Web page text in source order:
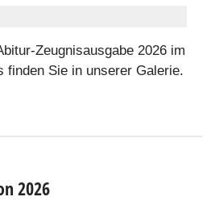
Zeugnisausgabe 2026 im
finden Sie in unserer Galerie.
2026